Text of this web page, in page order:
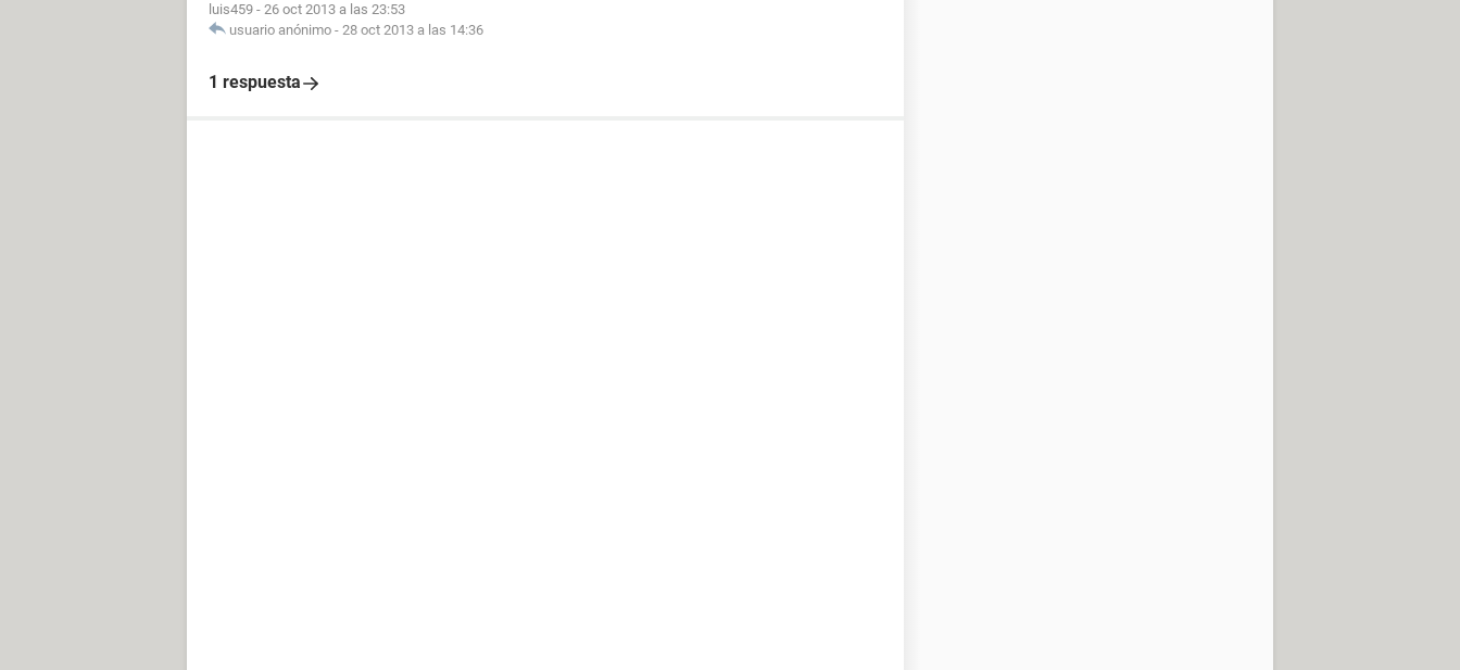
luis459 - 26 oct 2013 a las 23:53
usuario anónimo - 28 oct 2013 a las 14:36
1 respuesta